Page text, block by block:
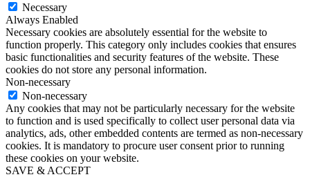
Necessary
Always Enabled
Necessary cookies are absolutely essential for the website to
function properly. This category only includes cookies that ensures
basic functionalities and security features of the website. These
cookies do not store any personal information.
Non-necessary
Non-necessary
Any cookies that may not be particularly necessary for the website
to function and is used specifically to collect user personal data via
analytics, ads, other embedded contents are termed as non-necessary
cookies. It is mandatory to procure user consent prior to running
these cookies on your website.
SAVE & ACCEPT